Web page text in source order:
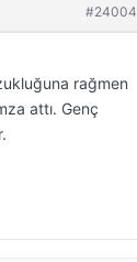
#24004
rağmen
attı. Genç